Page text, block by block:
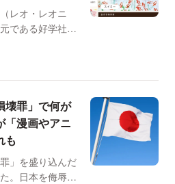
レオ・レオニ
である好学社は
壊罪」で何が
漫画やアニ
も
」を盛り込んだ
。日本を侮辱す